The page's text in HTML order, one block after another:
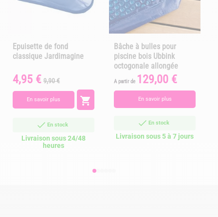
Epuisette de fond
classique Jardimagine
Prix
4,95 € Prix
base
9,90 €
En savoir plus 
En stock
Livraison sous 24/48
heures
Bâche à bulles pour
piscine bois Ubbink
octogonale allongée
A partir de Prix
129,00 €
En savoir plus
En stock
Livraison sous 5 à 7 jours